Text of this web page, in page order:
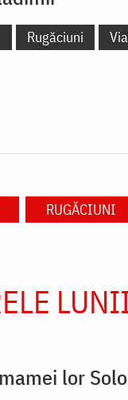
Rugăciuni
RUGĂCIUNI
lor